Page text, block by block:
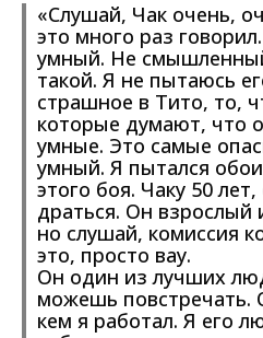
«Слушай, Чак очень,
это много раз
умный. Не
такой. Я не пытаюсь
страшное в Тито, то,
которые думают, что
умные. Это самые
умный. Я пытался
этого боя. Чаку 50
драться. Он
но слушай, комиссия
это, просто вау.
Он один из лучших
можешь повстречать.
кем я работал. Я его